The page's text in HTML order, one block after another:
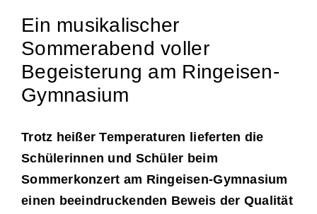
Ein musikalischer
Sommerabend voller
Begeisterung am Ringeisen-
Gymnasium
Trotz heißer Temperaturen lieferten die
Schülerinnen und Schüler beim
Sommerkonzert am Ringeisen-Gymnasium
einen beeindruckenden Beweis der Qualität